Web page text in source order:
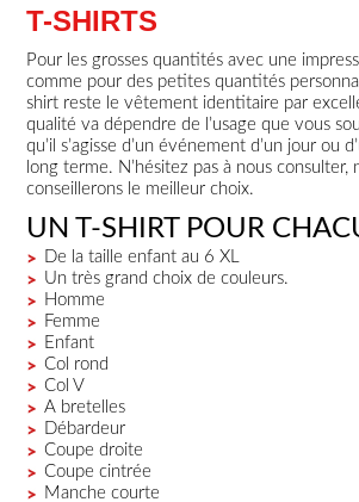
T-SHIRTS
Pour les grosses quantités avec une
comme pour des petites quantités
shirt reste le vêtement identitaire par
qualité va dépendre de l’usage que vous
qu’il s’agisse d’un événement d’un jour ou
long terme. N’hésitez pas à nous consulter,
conseillerons le meilleur choix.
UN T-SHIRT POUR
De la taille enfant au 6 XL
Un très grand choix de couleurs.
Homme
Femme
Enfant
Col rond
Col V
A bretelles
Débardeur
Coupe droite
Coupe cintrée
Manche courte